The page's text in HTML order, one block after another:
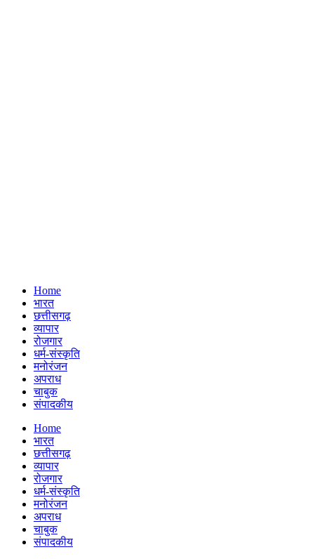
Home
भारत
छत्तीसगढ़
व्यापार
रोजगार
धर्म-संस्कृति
मनोरंजन
अपराध
चाबुक
संपादकीय
Menu
Home
भारत
छत्तीसगढ़
व्यापार
रोजगार
धर्म-संस्कृति
मनोरंजन
अपराध
चाबुक
संपादकीय